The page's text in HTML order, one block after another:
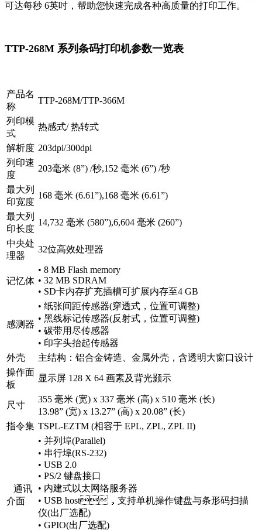
可达每秒 6英吋，帮助您快速完成各种高质量的打印工作。
TTP-268M 系列条码打印机参数一览表
产品名
称
TTP-268M/TTP-366M
列印模
式
热感式/ 热转式
解析度 203dpi/300dpi
列印速
度
203毫米 (8”) /秒,152 毫米 (6”) /秒
最大列
印宽度
168 毫米 (6.61”),168 毫米 (6.61”)
最大列
印长度
14,732 毫米 (580”),6,604 毫米 (260”)
中央处
理器
32位高效处理器
记忆体
• 8 MB Flash memory
• 32 MB SDRAM
• SD卡内存扩充插槽可扩展内存至4 GB
感测器
• 纸张间距传感器(穿透式，位置可调整)
• 黑线标记传感器(反射式，位置可调整)
• 碳带用尽传感器
• 印字头抬起传感器
外壳
主结构：铝合金铸造、金属外壳，含透明大窗口设计
操作面
板
显示屏 128 X 64 画素及背光颢示
尺寸
355 毫米 (宽) x 337 毫米 (高) x 510 毫米 (长)
13.98” (宽) x 13.27” (高) x 20.08” (长)
指令集 TSPL-EZTM (相容于 EPL, ZPL, ZPL II)
通讯
介面
• 并列埠(Parallel)
• 串行埠(RS-232)
• USB 2.0
• PS/2 键盘接口
• 内建式以太网络服务器
• USB host，支持单机操作键盘与条形码扫描
仪(出厂选配)
• GPIO(出厂选配)